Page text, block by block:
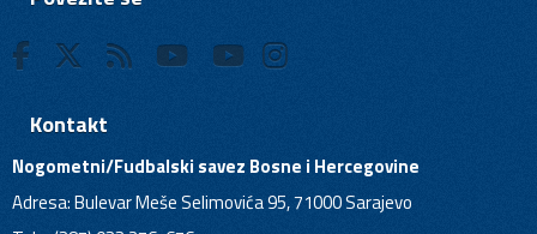
Kontakt
Nogometni/Fudbalski savez Bosne i Hercegovine
Adresa: Bulevar Meše Selimovića 95, 71000 Sarajevo